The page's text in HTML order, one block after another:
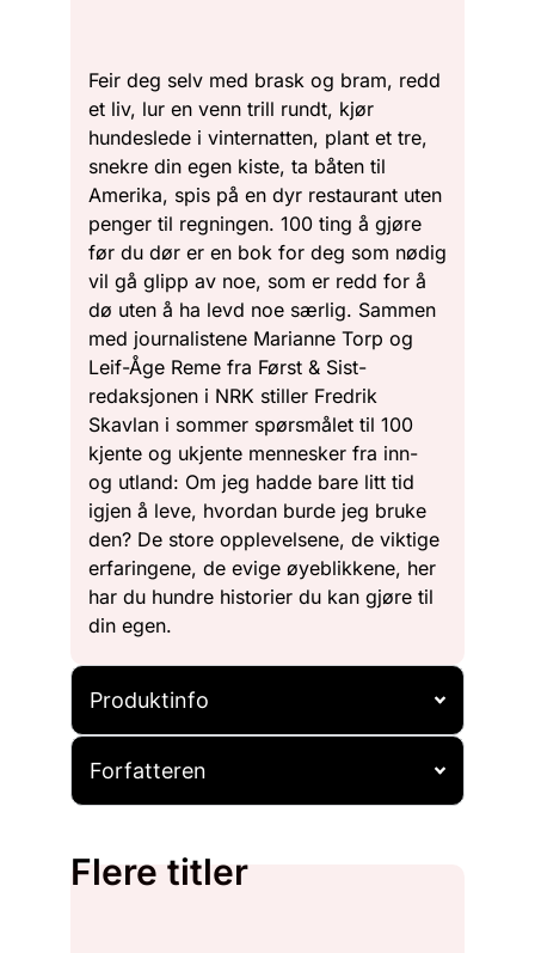
Feir deg selv med brask og bram, redd
et liv, lur en venn trill rundt, kjør
hundeslede i vinternatten, plant et tre,
snekre din egen kiste, ta båten til
Amerika, spis på en dyr restaurant uten
penger til regningen. 100 ting å gjøre
før du dør er en bok for deg som nødig
vil gå glipp av noe, som er redd for å
dø uten å ha levd noe særlig. Sammen
med journalistene Marianne Torp og
Leif-Åge Reme fra Først & Sist-
redaksjonen i NRK stiller Fredrik
Skavlan i sommer spørsmålet til 100
kjente og ukjente mennesker fra inn-
og utland: Om jeg hadde bare litt tid
igjen å leve, hvordan burde jeg bruke
den? De store opplevelsene, de viktige
erfaringene, de evige øyeblikkene, her
har du hundre historier du kan gjøre til
din egen.
Produktinfo
Forfatteren
Flere titler